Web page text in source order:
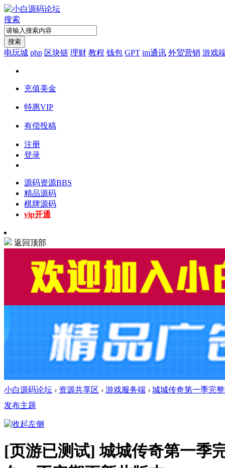
搜索
搜索
电玩城 php 区块链 理财 教程 钱包 GPT im通讯 外贸营销 游戏
充值美金
特惠VIP
有偿投稿
注册
登录
源码资源BBS
精品源码
棋牌源码
vip开通
返回顶部
小白源码论坛 › 资源共享区 › 游戏服务端 › 城城传奇第一季完
发布主题
[页游已测试]城城传奇第一季